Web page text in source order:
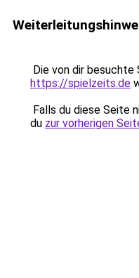
Die von dir besuchte
https://spielzeits.de
Falls du diese Seite
du zur vorherigen